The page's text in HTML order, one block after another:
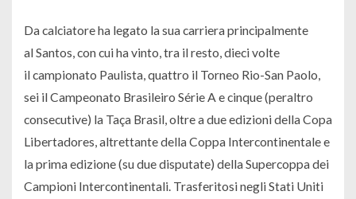
Da calciatore ha legato la sua carriera principalmente
al Santos, con cui ha vinto, tra il resto, dieci volte
il campionato Paulista, quattro il Torneo Rio-San Paolo,
sei il Campeonato Brasileiro Série A e cinque (peraltro
consecutive) la Taça Brasil, oltre a due edizioni della Copa
Libertadores, altrettante della Coppa Intercontinentale e
la prima edizione (su due disputate) della Supercoppa dei
Campioni Intercontinentali. Trasferitosi negli Stati Uniti